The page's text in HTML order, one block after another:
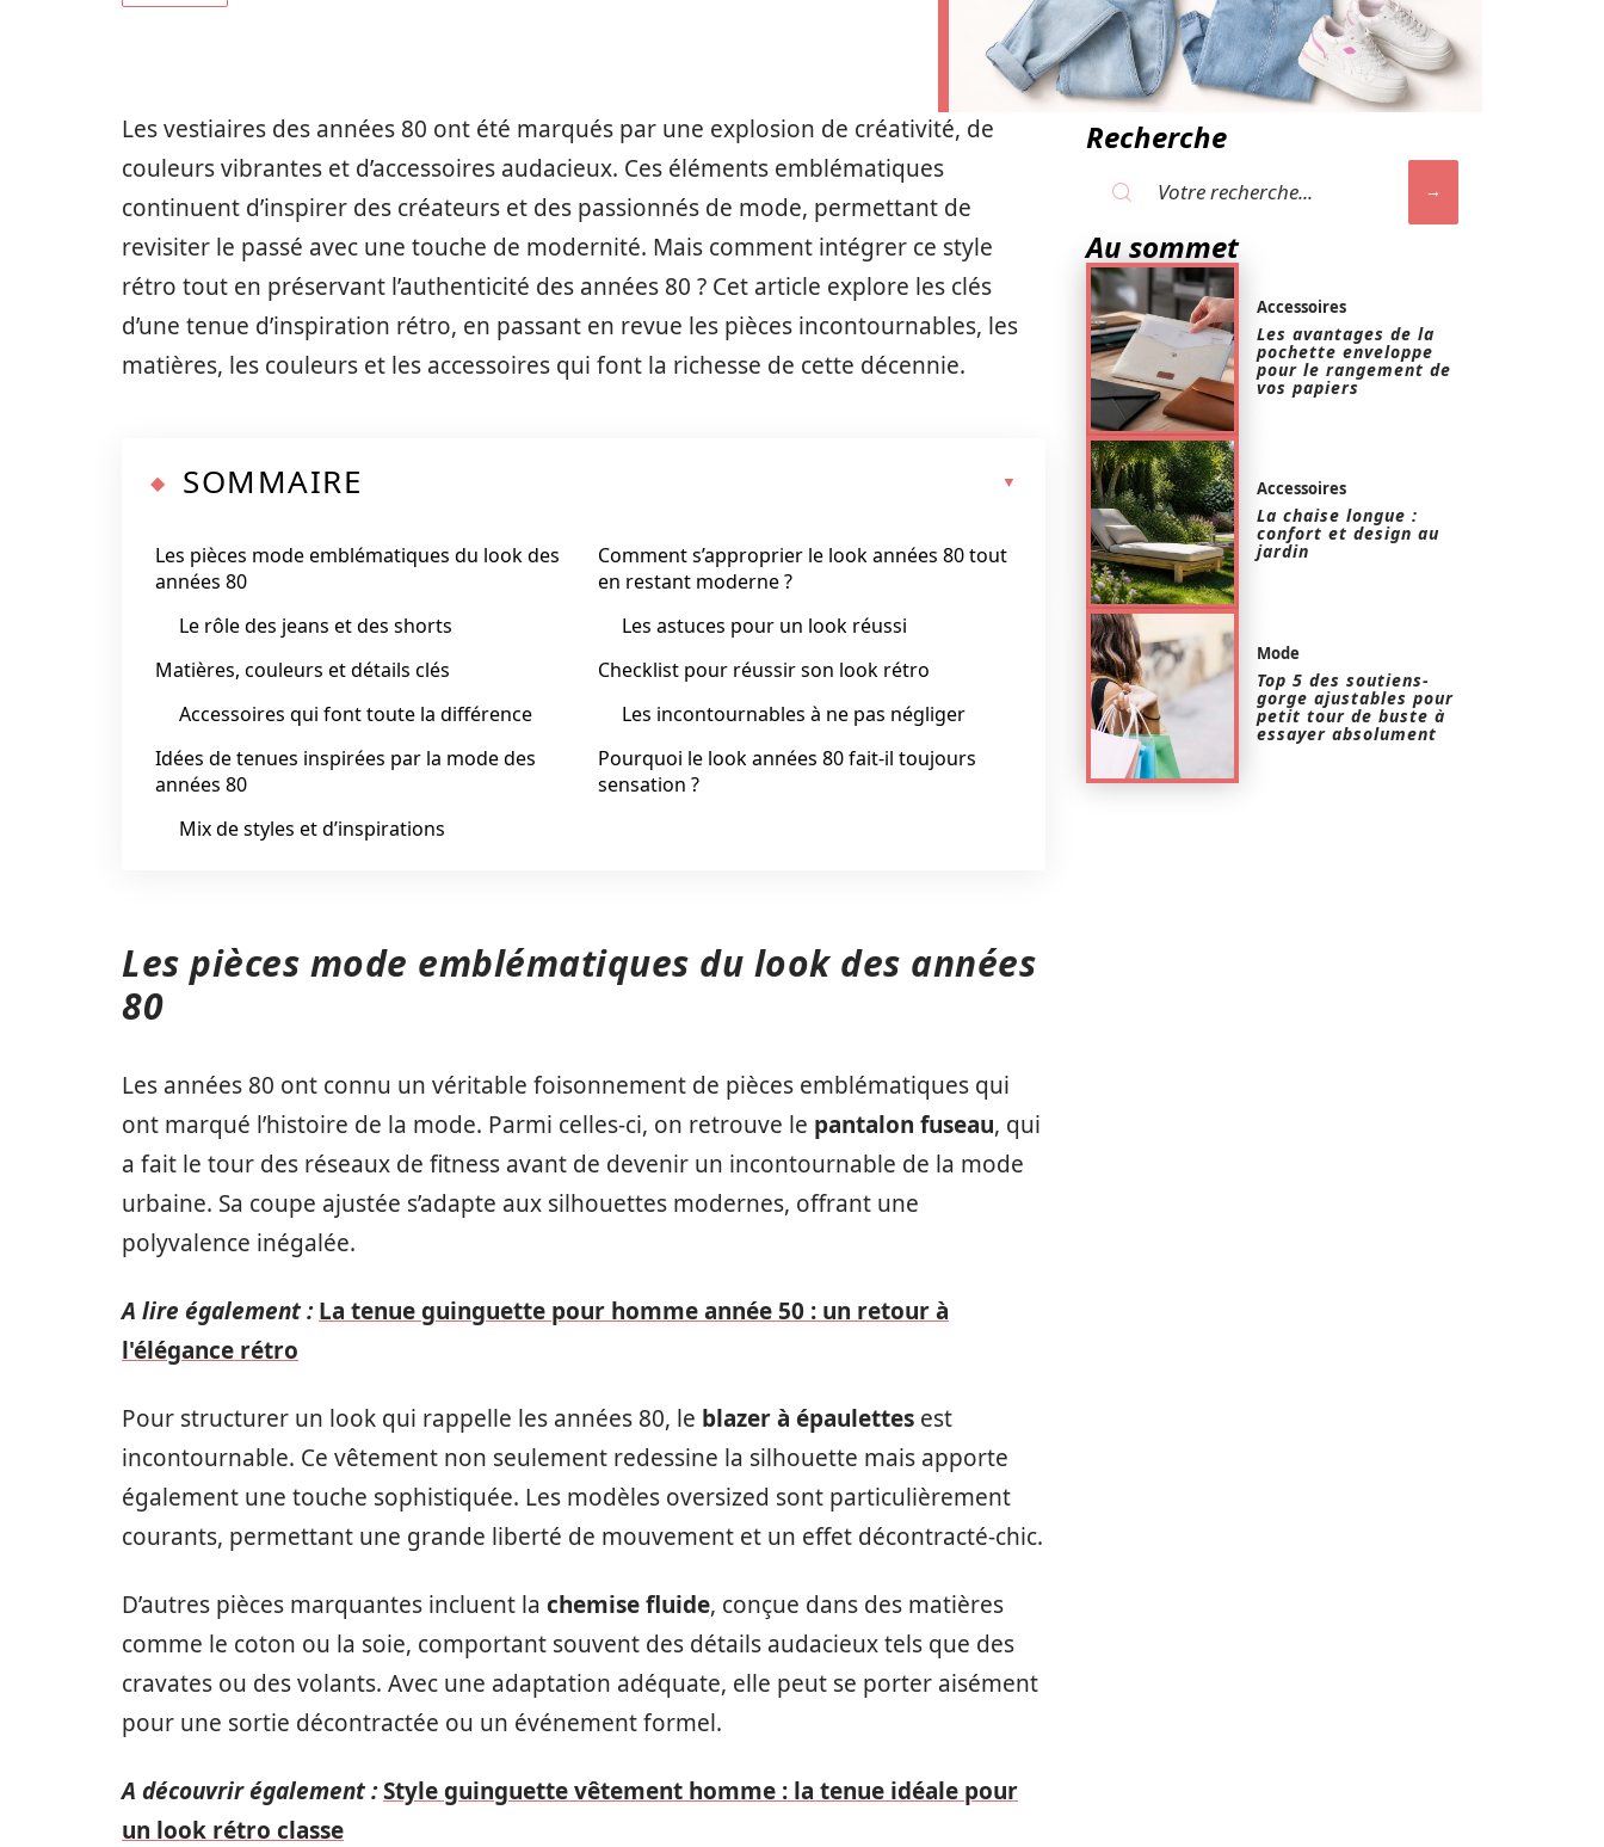
Les vestiaires des années 80 ont été marqués par une explosion de créativité, de
couleurs vibrantes et d’accessoires audacieux. Ces éléments emblématiques
continuent d’inspirer des créateurs et des passionnés de mode, permettant de
revisiter le passé avec une touche de modernité. Mais comment intégrer ce style
rétro tout en préservant l’authenticité des années 80 ? Cet article explore les clés
d’une tenue d’inspiration rétro, en passant en revue les pièces incontournables, les
matières, les couleurs et les accessoires qui font la richesse de cette décennie.
SOMMAIRE
Les pièces mode emblématiques du look des
années 80
Le rôle des jeans et des shorts
Matières, couleurs et détails clés
Accessoires qui font toute la différence
Idées de tenues inspirées par la mode des
années 80
Mix de styles et d’inspirations
Comment s’approprier le look années 80 tout
en restant moderne ?
Les astuces pour un look réussi
Checklist pour réussir son look rétro
Les incontournables à ne pas négliger
Pourquoi le look années 80 fait-il toujours
sensation ?
Les pièces mode emblématiques du look des années
80
Les années 80 ont connu un véritable foisonnement de pièces emblématiques qui
ont marqué l’histoire de la mode. Parmi celles-ci, on retrouve le pantalon fuseau, qui
a fait le tour des réseaux de fitness avant de devenir un incontournable de la mode
urbaine. Sa coupe ajustée s’adapte aux silhouettes modernes, offrant une
polyvalence inégalée.
A lire également : La tenue guinguette pour homme année 50 : un retour à
l'élégance rétro
Pour structurer un look qui rappelle les années 80, le blazer à épaulettes est
incontournable. Ce vêtement non seulement redessine la silhouette mais apporte
également une touche sophistiquée. Les modèles oversized sont particulièrement
courants, permettant une grande liberté de mouvement et un effet décontracté-chic.
D’autres pièces marquantes incluent la chemise fluide, conçue dans des matières
comme le coton ou la soie, comportant souvent des détails audacieux tels que des
cravates ou des volants. Avec une adaptation adéquate, elle peut se porter aisément
pour une sortie décontractée ou un événement formel.
A découvrir également :Style guinguette vêtement homme : la tenue idéale pour
un look rétro classe
Recherche
Au sommet
Accessoires
Les avantages de la
pochette enveloppe
pour le rangement de
vos papiers
Accessoires
La chaise longue :
confort et design au
jardin
Mode
Top 5 des soutiens-
gorge ajustables pour
petit tour de buste à
essayer absolument